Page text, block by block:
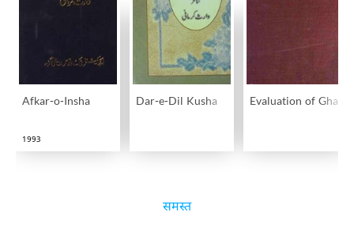
Afkar-o-Insha
1993
Dar-e-Dil Kusha Evaluation of
समस्त